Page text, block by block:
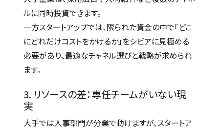
ルに同時投資できます。
一方スタートアップでは、限られた資金の中で「どこ
にどれだけコストをかけるか」をシビアに見極める
必要があり、最適なチャネル選びと戦略が求められ
ます。
3. リソースの差：専任チームがいない現
実
大手では人事部門が分業で動けますが、スタートア